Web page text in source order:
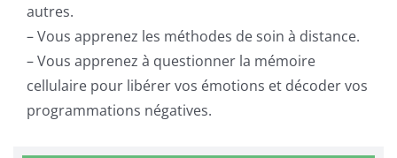
autres.
– Vous apprenez les méthodes de soin à distance.
– Vous apprenez à questionner la mémoire
cellulaire pour libérer vos émotions et décoder vos
programmations négatives.